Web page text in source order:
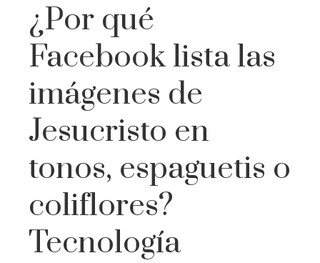
¿Por qué
Facebook lista las
imágenes de
Jesucristo en
tonos, espaguetis o
coliflores?
Tecnología